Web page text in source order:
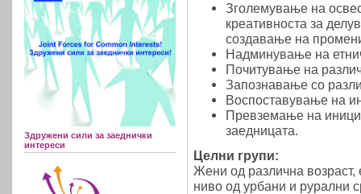
Здружени сили за заеднички
интереси
Зголемување на
креативноста за
создавање на
Надминување на
Почитување на
Запознавање со
Воспоставување на
Превземање на
заедницата.
Целни групи:
Жени од различна возраст,
ниво од урбани и рурални